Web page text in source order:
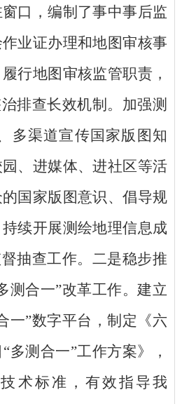
口，编制了事中事后监
业证办理和地图审核事
行地图审核监管职责，
排查长效机制。加强测
多渠道宣传国家版图知
、进媒体、进社区等活
国家版图意识、倡导规
续开展测绘地理信息成
督抽查工作。二是稳步推
测合一”改革工作。建立
一”数字平台，制定《六
多测合一”工作方案》，
术标准， 有效指导我